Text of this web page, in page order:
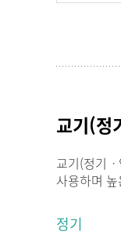
교기(정
교기(정기
사용하며
정기